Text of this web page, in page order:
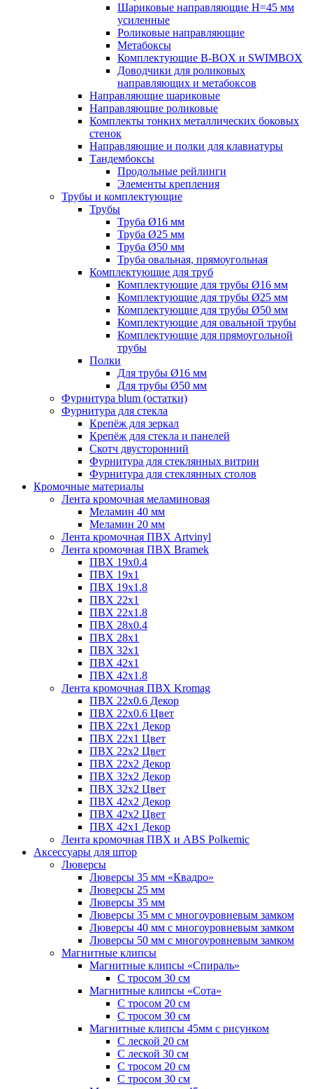
Шариковые направляющие H=45 мм
усиленные
Роликовые направляющие
Метабоксы
Комплектующие B-BOX и SWIMBOX
Доводчики для роликовых
направляющих и метабоксов
Направляющие шариковые
Направляющие роликовые
Комплекты тонких металлических боковых
стенок
Направляющие и полки для клавиатуры
Тандембоксы
Продольные рейлинги
Элементы крепления
Трубы и комплектующие
Трубы
Труба Ø16 мм
Труба Ø25 мм
Труба Ø50 мм
Труба овальная, прямоугольная
Комплектующие для труб
Комплектующие для трубы Ø16 мм
Комплектующие для трубы Ø25 мм
Комплектующие для трубы Ø50 мм
Комплектующие для овальной трубы
Комплектующие для прямоугольной
трубы
Полки
Для трубы Ø16 мм
Для трубы Ø50 мм
Фурнитура blum (остатки)
Фурнитура для стекла
Крепёж для зеркал
Крепёж для стекла и панелей
Скотч двусторонний
Фурнитура для стеклянных витрин
Фурнитура для стеклянных столов
Кромочные материалы
Лента кромочная меламиновая
Меламин 40 мм
Меламин 20 мм
Лента кромочная ПВХ Artvinyl
Лента кромочная ПВХ Bramek
ПВХ 19x0.4
ПВХ 19х1
ПВХ 19х1.8
ПВХ 22х1
ПВХ 22х1.8
ПВХ 28х0.4
ПВХ 28х1
ПВХ 32x1
ПВХ 42х1
ПВХ 42х1.8
Лента кромочная ПВХ Kromag
ПВХ 22x0.6 Декор
ПВХ 22x0.6 Цвет
ПВХ 22x1 Декор
ПВХ 22x1 Цвет
ПВХ 22x2 Цвет
ПВХ 22x2 Декор
ПВХ 32x2 Декор
ПВХ 32x2 Цвет
ПВХ 42x2 Декор
ПВХ 42x2 Цвет
ПВХ 42x1 Декор
Лента кромочная ПВХ и ABS Polkemic
Аксессуары для штор
Люверсы
Люверсы 35 мм «Квадро»
Люверсы 25 мм
Люверсы 35 мм
Люверсы 35 мм с многоуровневым замком
Люверсы 40 мм с многоуровневым замком
Люверсы 50 мм с многоуровневым замком
Магнитные клипсы
Магнитные клипсы «Спираль»
С тросом 30 см
Магнитные клипсы «Сота»
С тросом 20 см
С тросом 30 см
Магнитные клипсы 45мм с рисунком
С леской 20 см
С леской 30 см
С тросом 20 см
С тросом 30 см